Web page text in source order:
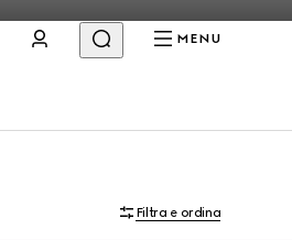
MENU
Filtra e ordina